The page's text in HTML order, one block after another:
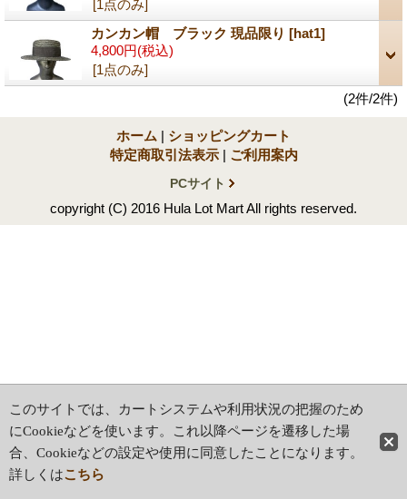
[1点のみ]
カンカン帽 ブラック 現品限り [hat1]
4,800円(税込)
[1点のみ]
(2件/2件)
ホーム | ショッピングカート
特定商取引法表示 | ご利用案内
PCサイト
copyright (C) 2016 Hula Lot Mart All rights reserved.
このサイトでは、カートシステムや利用状況の把握のため
にCookieなどを使います。これ以降ページを遷移した場
合、Cookieなどの設定や使用に同意したことになります。
詳しくはこちら